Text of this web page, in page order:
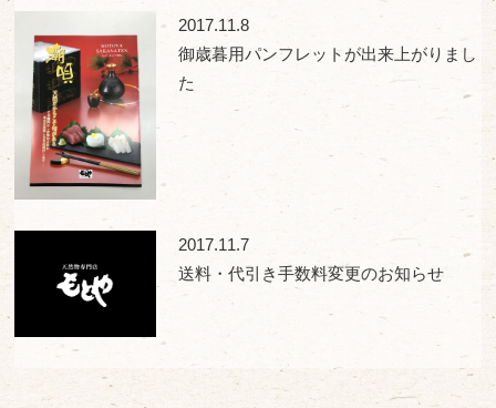
2017.11.8
御歳暮用パンフレットが出来上がりまし
た
2017.11.7
送料・代引き手数料変更のお知らせ